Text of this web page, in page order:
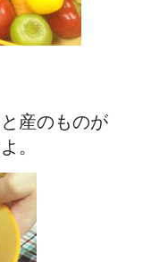
産のものが
。